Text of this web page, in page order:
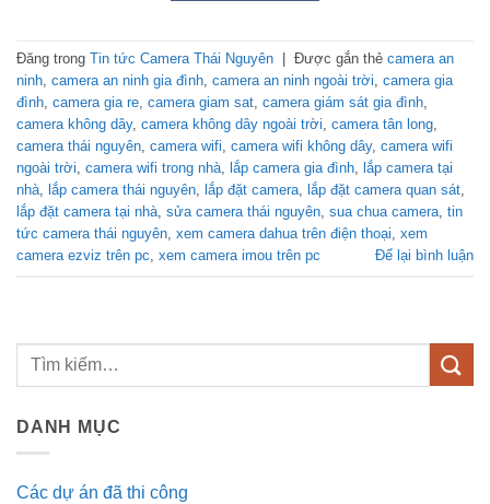
Đăng trong Tin tức Camera Thái Nguyên Được gắn thẻ camera an
ninh, camera an ninh gia đình, camera an ninh ngoài trời, camera gia
đình, camera gia re, camera giam sat, camera giám sát gia đình,
camera không dây, camera không dây ngoài trời, camera tân long,
camera thái nguyên, camera wifi, camera wifi không dây, camera wifi
ngoài trời, camera wifi trong nhà, lắp camera gia đình, lắp camera tại
nhà, lắp camera thái nguyên, lắp đặt camera, lắp đặt camera quan sát,
lắp đặt camera tại nhà, sửa camera thái nguyên, sua chua camera, tin
tức camera thái nguyên, xem camera dahua trên điện thoại, xem
camera ezviz trên pc, xem camera imou trên pc Để lại bình luận
DANH MỤC
Các dự án đã thi công